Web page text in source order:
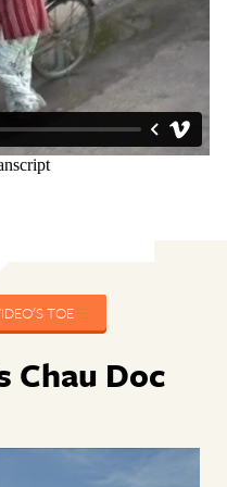
TOE
Chau Doc